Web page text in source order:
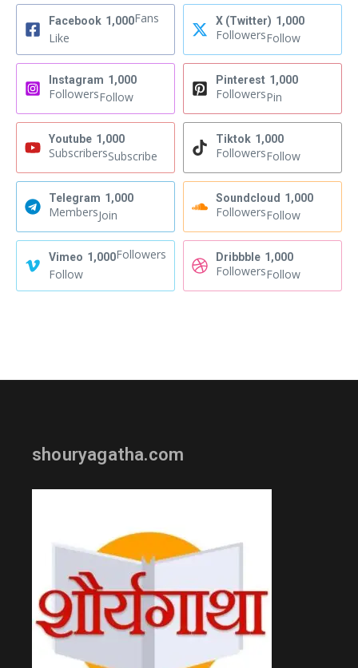
Facebook 1,000Fans
Like
X (Twitter) 1,000
FollowersFollow
Instagram 1,000
FollowersFollow
Pinterest 1,000
FollowersPin
Youtube 1,000
SubscribersSubscribe
Tiktok 1,000
FollowersFollow
Telegram 1,000
MembersJoin
Soundcloud 1,000
FollowersFollow
Vimeo 1,000Followers
Follow
Dribbble 1,000
FollowersFollow
shouryagatha.com